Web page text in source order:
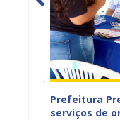
Prefeitura
serviços de